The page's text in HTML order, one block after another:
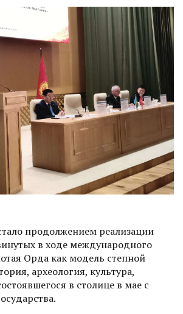
продолжением реализации
в ходе международного
Орда как модель степной
археология, культура,
в столице в мае с